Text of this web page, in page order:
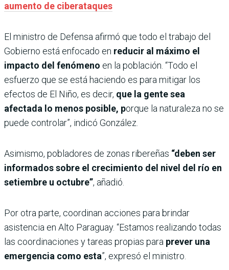
aumento de ciberataques
El ministro de Defensa afirmó que todo el trabajo del
Gobierno está enfocado en reducir al máximo el
impacto del fenómeno en la población. “Todo el
esfuerzo que se está haciendo es para mitigar los
efectos de El Niño, es decir, que la gente sea
afectada lo menos posible, porque la naturaleza no se
puede controlar”, indicó González.
Asimismo, pobladores de zonas ribereñas “deben ser
informados sobre el crecimiento del nivel del río en
setiembre u octubre”, añadió.
Por otra parte, coordinan acciones para brindar
asistencia en Alto Paraguay. “Estamos realizando todas
las coordinaciones y tareas propias para prever una
emergencia como esta”, expresó el ministro.